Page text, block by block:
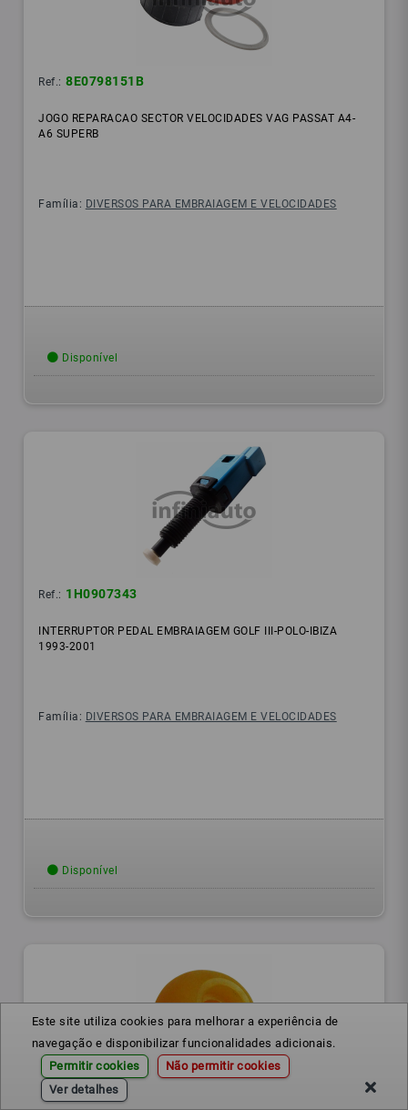
Este site utiliza cookies para melhorar a experiência de
navegação e disponibilizar funcionalidades adicionais.
Permitir cookies
Não permitir cookies
Ver detalhes
Ref.: 8E0798151B
JOGO REPARACAO SECTOR VELOCIDADES VAG PASSAT A4-
A6 SUPERB
Família: DIVERSOS PARA EMBRAIAGEM E VELOCIDADES
Disponível
Ref.: 1H0907343
INTERRUPTOR PEDAL EMBRAIAGEM GOLF III-POLO-IBIZA
1993-2001
Família: DIVERSOS PARA EMBRAIAGEM E VELOCIDADES
Disponível
Ref.: 015311544